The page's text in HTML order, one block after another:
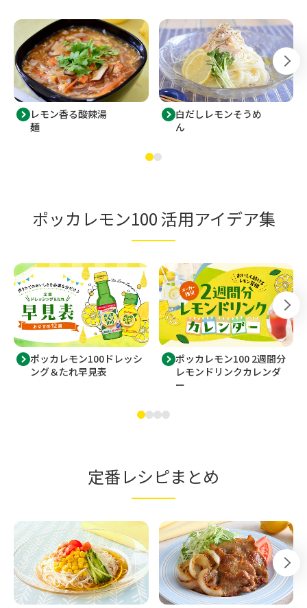
レモン香る酸辣湯
麺
白だしレモンそうめ
ん
ポッカレモン100 活用アイデア集
ポッカレモン100ドレッシ
ング＆たれ早見表
ポッカレモン100 2週間分
レモンドリンクカレンダ
ー
定番レシピまとめ